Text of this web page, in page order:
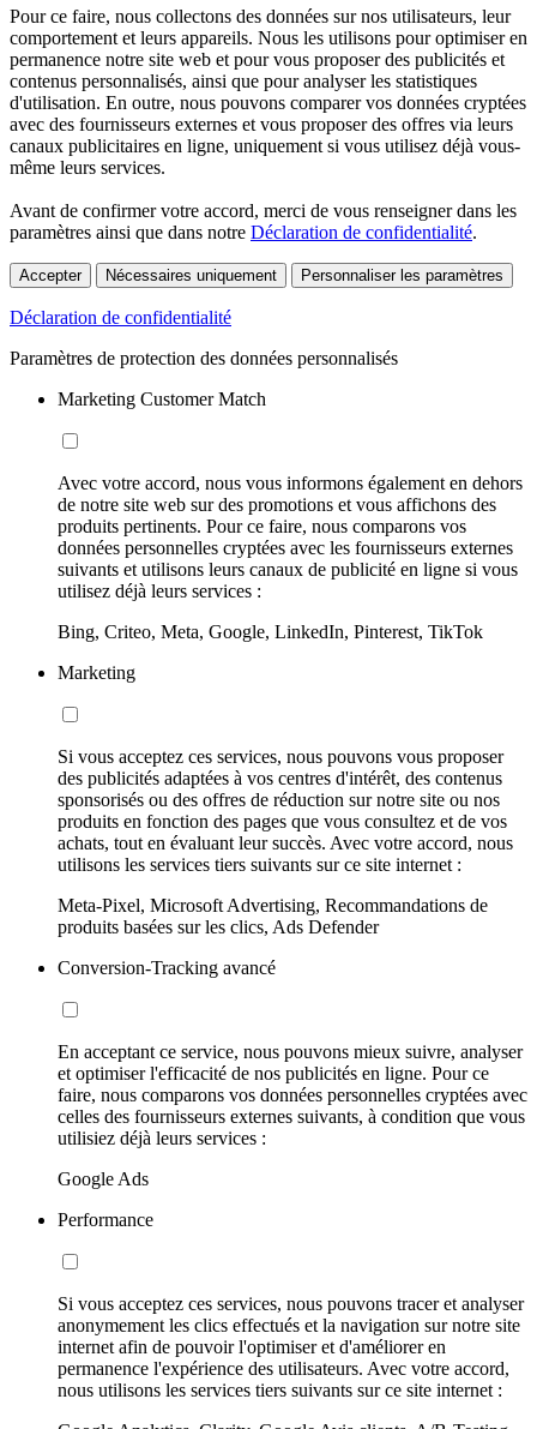
Pour ce faire, nous collectons des données sur nos utilisateurs, leur
comportement et leurs appareils. Nous les utilisons pour optimiser en
permanence notre site web et pour vous proposer des publicités et
contenus personnalisés, ainsi que pour analyser les statistiques
d'utilisation. En outre, nous pouvons comparer vos données cryptées
avec des fournisseurs externes et vous proposer des offres via leurs
canaux publicitaires en ligne, uniquement si vous utilisez déjà vous-
même leurs services.
Avant de confirmer votre accord, merci de vous renseigner dans les
paramètres ainsi que dans notre Déclaration de confidentialité.
Accepter Nécessaires uniquement Personnaliser les paramètres
Déclaration de confidentialité
Paramètres de protection des données personnalisés
Marketing Customer Match
Avec votre accord, nous vous informons également en dehors
de notre site web sur des promotions et vous affichons des
produits pertinents. Pour ce faire, nous comparons vos
données personnelles cryptées avec les fournisseurs externes
suivants et utilisons leurs canaux de publicité en ligne si vous
utilisez déjà leurs services :
Bing, Criteo, Meta, Google, LinkedIn, Pinterest, TikTok
Marketing
Si vous acceptez ces services, nous pouvons vous proposer
des publicités adaptées à vos centres d'intérêt, des contenus
sponsorisés ou des offres de réduction sur notre site ou nos
produits en fonction des pages que vous consultez et de vos
achats, tout en évaluant leur succès. Avec votre accord, nous
utilisons les services tiers suivants sur ce site internet :
Meta-Pixel, Microsoft Advertising, Recommandations de
produits basées sur les clics, Ads Defender
Conversion-Tracking avancé
En acceptant ce service, nous pouvons mieux suivre, analyser
et optimiser l'efficacité de nos publicités en ligne. Pour ce
faire, nous comparons vos données personnelles cryptées avec
celles des fournisseurs externes suivants, à condition que vous
utilisiez déjà leurs services :
Google Ads
Performance
Si vous acceptez ces services, nous pouvons tracer et analyser
anonymement les clics effectués et la navigation sur notre site
internet afin de pouvoir l'optimiser et d'améliorer en
permanence l'expérience des utilisateurs. Avec votre accord,
nous utilisons les services tiers suivants sur ce site internet :